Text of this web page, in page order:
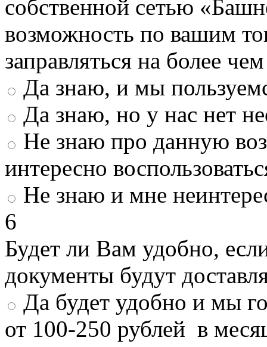
собственной сетью
возможность по вашим
заправляться на более
Да знаю, и мы
Да знаю, но у нас нет
Не знаю про данную
интересно
Не знаю и мне
6
Будет ли Вам удобно,
документы будут
Да будет удобно и мы
от 100-250 рублей в